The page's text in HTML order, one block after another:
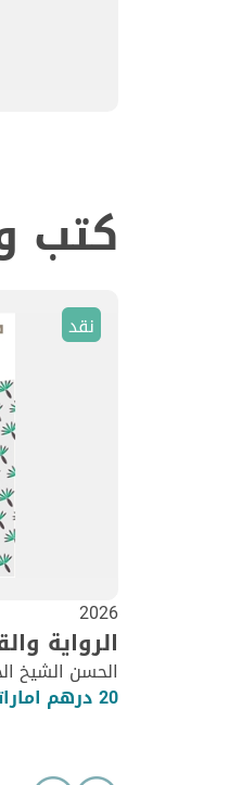
كتب
نقد
2026
الرواية
الحسن الشيخ
20 درهم اماراتي